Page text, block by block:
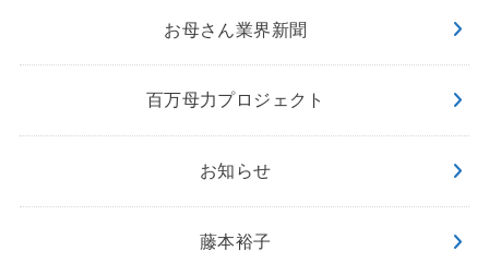
お母さん業界新聞
百万母力プロジェクト
お知らせ
藤本裕子